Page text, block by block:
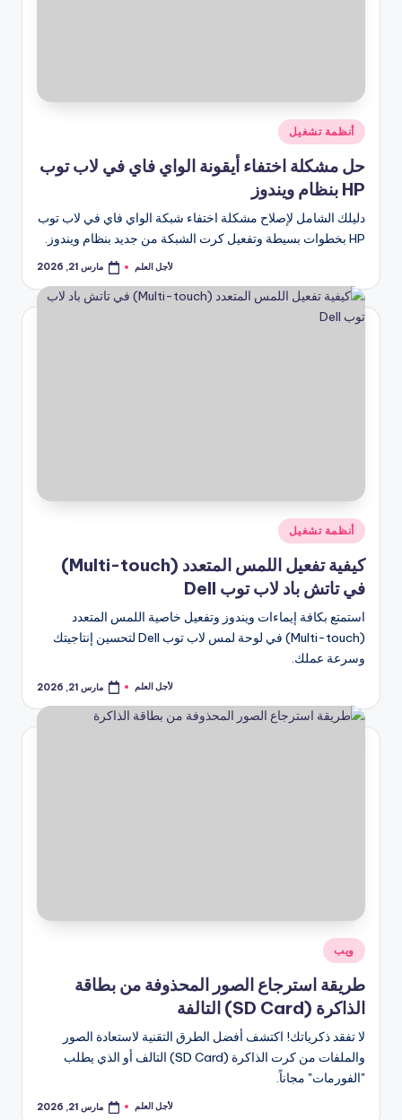
نُشر
في
أنظمة تشغيل
حل مشكلة اختفاء أيقونة الواي فاي في لاب توب
HP بنظام ويندوز
دليلك الشامل لإصلاح مشكلة اختفاء شبكة الواي فاي في لاب توب
HP بخطوات بسيطة وتفعيل كرت الشبكة من جديد بنظام ويندوز.
تمّ
بواسطة
لأجل العلم مارس 21, 2026
نُشر
في
أنظمة تشغيل
كيفية تفعيل اللمس المتعدد (Multi-touch)
في تاتش باد لاب توب Dell
استمتع بكافة إيماءات ويندوز وتفعيل خاصية اللمس المتعدد
(Multi-touch) في لوحة لمس لاب توب Dell لتحسين إنتاجيتك
وسرعة عملك.
تمّ
بواسطة
لأجل العلم مارس 21, 2026
نُشر
في
ويب
طريقة استرجاع الصور المحذوفة من بطاقة
الذاكرة (SD Card) التالفة
لا تفقد ذكرياتك! اكتشف أفضل الطرق التقنية لاستعادة الصور
والملفات من كرت الذاكرة (SD Card) التالف أو الذي يطلب
"الفورمات" مجاناً.
تمّ
لأجل العلم مارس 21, 2026